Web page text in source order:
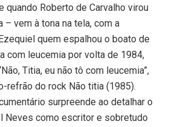
quando Roberto de Carvalho virou
vem à tona na tela, com a
quem espalhou o boato de
com leucemia por volta de 1984,
Titia, eu não tô com leucemia”,
refrão do rock Não titia (1985).
surpreende ao detalhar o
Neves como escritor e sobretudo